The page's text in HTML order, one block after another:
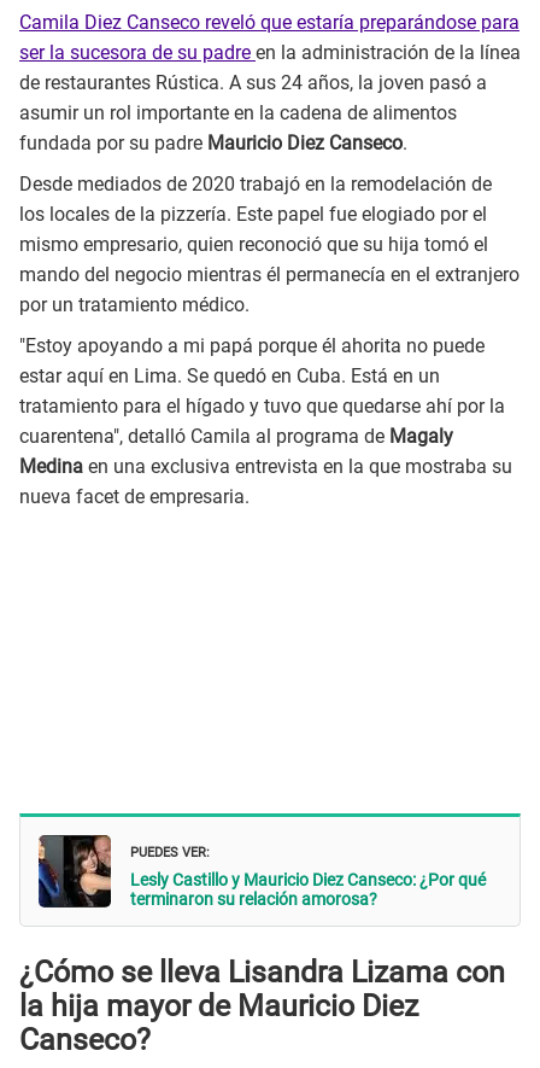
Camila Diez Canseco reveló que estaría preparándose para
ser la sucesora de su padre en la administración de la línea
de restaurantes Rústica. A sus 24 años, la joven pasó a
asumir un rol importante en la cadena de alimentos
fundada por su padre Mauricio Diez Canseco.
Desde mediados de 2020 trabajó en la remodelación de
los locales de la pizzería. Este papel fue elogiado por el
mismo empresario, quien reconoció que su hija tomó el
mando del negocio mientras él permanecía en el extranjero
por un tratamiento médico.
"Estoy apoyando a mi papá porque él ahorita no puede
estar aquí en Lima. Se quedó en Cuba. Está en un
tratamiento para el hígado y tuvo que quedarse ahí por la
cuarentena", detalló Camila al programa de Magaly
Medina en una exclusiva entrevista en la que mostraba su
nueva facet de empresaria.
PUEDES VER:
Lesly Castillo y Mauricio Diez Canseco: ¿Por qué
terminaron su relación amorosa?
¿Cómo se lleva Lisandra Lizama con
la hija mayor de Mauricio Diez
Canseco?